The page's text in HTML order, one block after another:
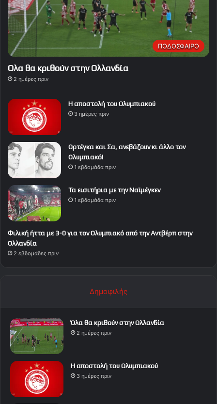
ΠΟΔΟΣΦΑΙΡΟ
Όλα θα κριθούν στην Ολλανδία
2 ημέρες πριν
Η αποστολή του Ολυμπιακού
3 ημέρες πριν
Ορτέγκα και Σα, ανεβάζουν κι άλλο τον
Ολυμπιακό!
1 εβδομάδα πριν
Τα εισιτήρια με την Ναϊμέγκεν
1 εβδομάδα πριν
Φιλική ήττα με 3-0 για τον Ολυμπιακό από την Αντβέρπ στην
Ολλανδία
2 εβδομάδες πριν
Δημοφιλής
Όλα θα κριθούν στην Ολλανδία
2 ημέρες πριν
Η αποστολή του Ολυμπιακού
3 ημέρες πριν